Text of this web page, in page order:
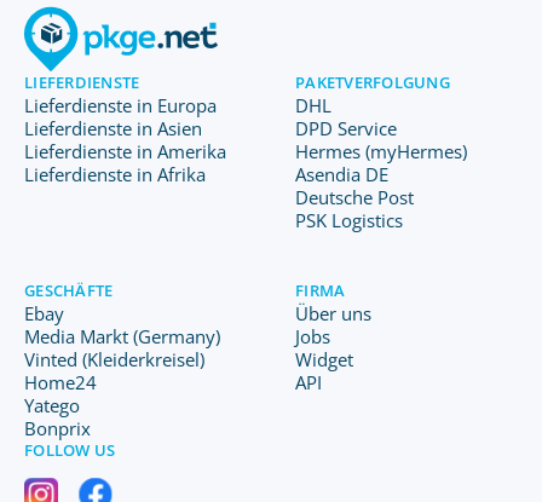
LIEFERDIENSTE
Lieferdienste in Europa
Lieferdienste in Asien
Lieferdienste in Amerika
Lieferdienste in Afrika
PAKETVERFOLGUNG
DHL
DPD Service
Hermes (myHermes)
Asendia DE
Deutsche Post
PSK Logistics
GESCHÄFTE
Ebay
Media Markt (Germany)
Vinted (Kleiderkreisel)
Home24
Yatego
Bonprix
FIRMA
Über uns
Jobs
Widget
API
FOLLOW US